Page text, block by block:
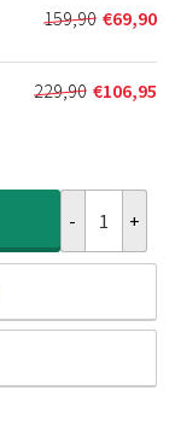
159,90
prijs
was:
€159,90.
€69,90
Huidige
prijs
is:
€69,90.
229,90 €106,95
Huidige